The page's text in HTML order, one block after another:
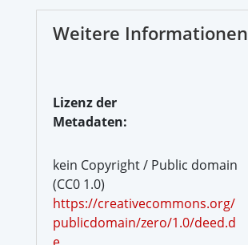
Weitere Informationen
Lizenz der
Metadaten:
kein Copyright / Public domain
(CC0 1.0)
https://creativecommons.org/
publicdomain/zero/1.0/deed.d